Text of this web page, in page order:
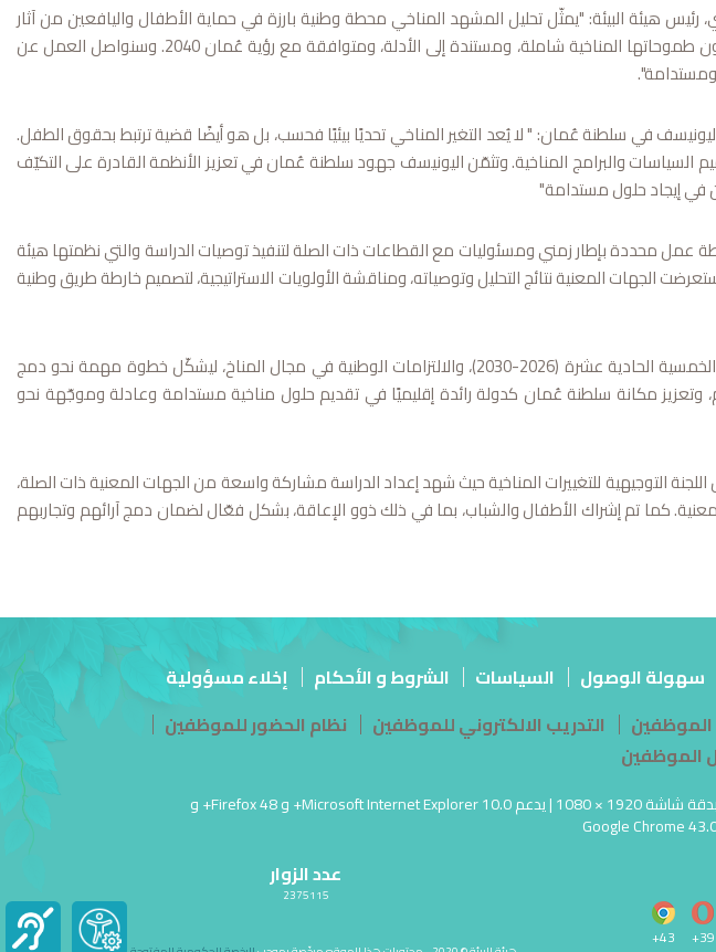
هيئة البيئة: "يمثّل تحليل المشهد المناخي محطة وطنية بارزة في حماية الأطفال واليافعين من آثار
التغير المناخي، ويعكس التزام سلطنة عُمان بضمان أن تكون طموحاتها المناخية شاملة، ومستندة إلى الأدلة، ومتوافقة مع رؤية عُمان 2040. وسنواصل العمل عن
في سلطنة عُمان: " لا يُعد التغير المناخي تحديًا بيئيًا فحسب، بل هو أيضًا قضية ترتبط بحقوق الطفل.
والبرامج المناخية. وتثمّن اليونيسف جهود سلطنة عُمان في تعزيز الأنظمة القادرة على التكيّف
في إيجاد حلول مستدامة"
عمل محددة بإطار زمني ومسئوليات مع القطاعات ذات الصلة لتنفيذ توصيات الدراسة والتي نظمتها هيئة
الجهات المعنية نتائج التحليل وتوصياته، ومناقشة الأولويات الاستراتيجية، لتصميم خارطة طريق وطنية
ويأتي هذا التحليل متوافقًا مع رؤية عُمان 2040، والخطة الخمسية الحادية عشرة (2026-2030)، والالتزامات الوطنية في مجال المناخ، ليشكّل خطوة مهمة نحو دمج
وتعزيز مكانة سلطنة عُمان كدولة رائدة إقليميًا في تقديم حلول مناخية مستدامة وعادلة وموجّهة نحو
تم اعتماد الدراسة في 10 سبتمبر 2025 من قبل اللجنة التوجيهية للتغييرات المناخية حيث شهد إعداد الدراسة مشاركة واسعة من الجهات المعنية ذات الصلة،
كما تم إشراك الأطفال والشباب، بما في ذلك ذوو الإعاقة، بشكل فعّال لضمان دمج آرائهم وتجاربهم
سهولة الوصول السياسات الشروط و الأحكام
إخلاء مسؤولية
الموظفين التدريب الالكتروني للموظفين
نظام الحضور للموظفين
الموظفين
آخر تحديث للموقع في: 26 مارس أغسطس 04, 2026 06:59:ص PM | أفضل عرض لهذا الموقع بدقة شاشة 1920 × 1080 | يدعم Microsoft Internet Explorer 10.0+ و Firefox 48+ و
39+
43+
عدد الزوار
2375115